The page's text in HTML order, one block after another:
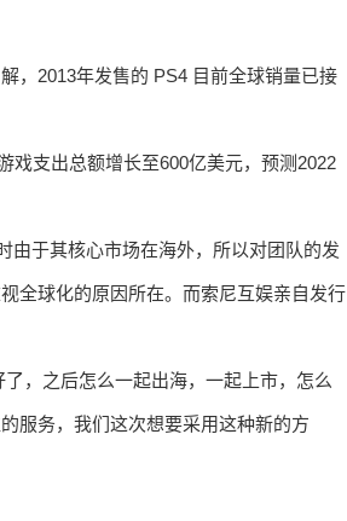
，2013年发售的 PS4 目前全球销量已接
戏支出总额增长至600亿美元，预测2022
由于其核心市场在海外，所以对团队的发
全球化的原因所在。而索尼互娱亲自发行
，之后怎么一起出海，一起上市，怎么
服务，我们这次想要采用这种新的方